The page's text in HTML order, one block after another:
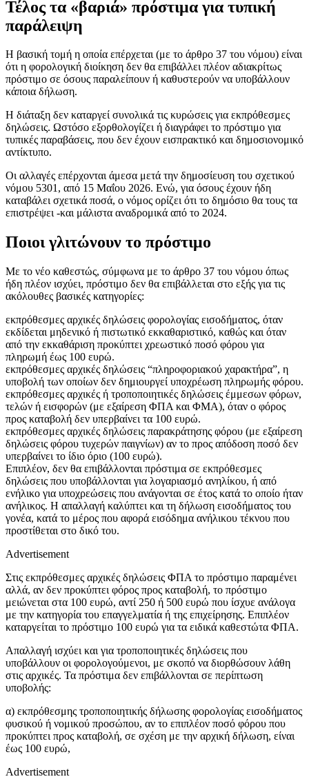
Τέλος τα «βαριά» πρόστιμα για τυπική
παράλειψη
Η βασική τομή η οποία επέρχεται (με το άρθρο 37 του νόμου) είναι
ότι η φορολογική διοίκηση δεν θα επιβάλλει πλέον αδιακρίτως
πρόστιμο σε όσους παραλείπουν ή καθυστερούν να υποβάλλουν
κάποια δήλωση.
Η διάταξη δεν καταργεί συνολικά τις κυρώσεις για εκπρόθεσμες
δηλώσεις. Ωστόσο εξορθολογίζει ή διαγράφει το πρόστιμο για
τυπικές παραβάσεις, που δεν έχουν εισπρακτικό και δημοσιονομικό
αντίκτυπο.
Οι αλλαγές επέρχονται άμεσα μετά την δημοσίευση του σχετικού
νόμου 5301, από 15 Μαΐου 2026. Ενώ, για όσους έχουν ήδη
καταβάλει σχετικά ποσά, ο νόμος ορίζει ότι το δημόσιο θα τους τα
επιστρέψει -και μάλιστα αναδρομικά από το 2024.
Ποιοι γλιτώνουν το πρόστιμο
Με το νέο καθεστώς, σύμφωνα με το άρθρο 37 του νόμου όπως
ήδη πλέον ισχύει, πρόστιμο δεν θα επιβάλλεται στο εξής για τις
ακόλουθες βασικές κατηγορίες:
εκπρόθεσμες αρχικές δηλώσεις φορολογίας εισοδήματος, όταν
εκδίδεται μηδενικό ή πιστωτικό εκκαθαριστικό, καθώς και όταν
από την εκκαθάριση προκύπτει χρεωστικό ποσό φόρου για
πληρωμή έως 100 ευρώ.
εκπρόθεσμες αρχικές δηλώσεις “πληροφοριακού χαρακτήρα”, η
υποβολή των οποίων δεν δημιουργεί υποχρέωση πληρωμής φόρου.
εκπρόθεσμες αρχικές ή τροποποιητικές δηλώσεις έμμεσων φόρων,
τελών ή εισφορών (με εξαίρεση ΦΠΑ και ΦΜΑ), όταν ο φόρος
προς καταβολή δεν υπερβαίνει τα 100 ευρώ.
εκπρόθεσμες αρχικές δηλώσεις παρακράτησης φόρου (με εξαίρεση
δηλώσεις φόρου τυχερών παιγνίων) αν το προς απόδοση ποσό δεν
υπερβαίνει το ίδιο όριο (100 ευρώ).
Επιπλέον, δεν θα επιβάλλονται πρόστιμα σε εκπρόθεσμες
δηλώσεις που υποβάλλονται για λογαριασμό ανηλίκου, ή από
ενήλικο για υποχρεώσεις που ανάγονται σε έτος κατά το οποίο ήταν
ανήλικος. Η απαλλαγή καλύπτει και τη δήλωση εισοδήματος του
γονέα, κατά το μέρος που αφορά εισόδημα ανήλικου τέκνου που
προστίθεται στο δικό του.
Advertisement
Στις εκπρόθεσμες αρχικές δηλώσεις ΦΠΑ το πρόστιμο παραμένει
αλλά, αν δεν προκύπτει φόρος προς καταβολή, το πρόστιμο
μειώνεται στα 100 ευρώ, αντί 250 ή 500 ευρώ που ίσχυε ανάλογα
με την κατηγορία του επαγγελματία ή της επιχείρησης. Επιπλέον
καταργείται το πρόστιμο 100 ευρώ για τα ειδικά καθεστώτα ΦΠΑ.
Απαλλαγή ισχύει και για τροποποιητικές δηλώσεις που
υποβάλλουν οι φορολογούμενοι, με σκοπό να διορθώσουν λάθη
στις αρχικές. Τα πρόστιμα δεν επιβάλλονται σε περίπτωση
υποβολής:
α) εκπρόθεσμης τροποποιητικής δήλωσης φορολογίας εισοδήματος
φυσικού ή νομικού προσώπου, αν το επιπλέον ποσό φόρου που
προκύπτει προς καταβολή, σε σχέση με την αρχική δήλωση, είναι
έως 100 ευρώ,
Advertisement